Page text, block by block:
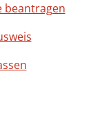
beantragen